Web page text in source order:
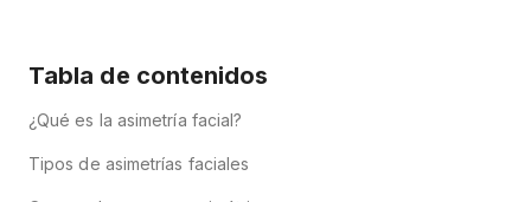
Tabla de contenidos
¿Qué es la asimetría facial?
Tipos de asimetrías faciales